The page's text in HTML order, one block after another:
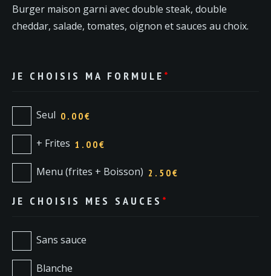
Burger maison garni avec double steak, double
cheddar, salade, tomates, oignon et sauces au choix.
JE CHOISIS MA FORMULE *
Seul 0.00€
+ Frites 1.00€
Menu (frites + Boisson) 2.50€
JE CHOISIS MES SAUCES *
Sans sauce
Blanche